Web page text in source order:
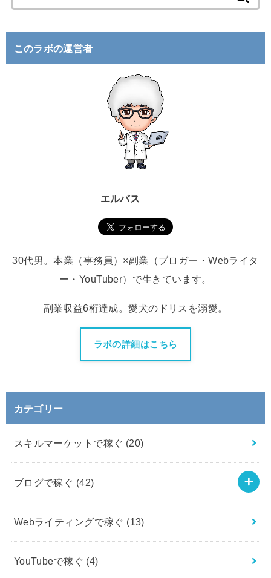
索
このラボの運営者
エルバス
30代男。本業（事務員）×副業（ブロガー・Webライタ
ー・YouTuber）で生きています。
副業収益6桁達成。愛犬のドリスを溺愛。
ラボの詳細はこちら
カテゴリー
スキルマーケットで稼ぐ (20)
ブログで稼ぐ (42)
Webライティングで稼ぐ (13)
YouTubeで稼ぐ (4)